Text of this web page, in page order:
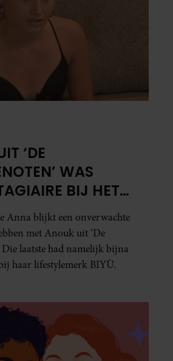
‘DE
WAS
BIJ HET
JADE ANNA
Anna blijkt een onverwachte
met Anouk uit ‘De
Die laatste had namelijk bijna
haar lifestylemerk BIYÙ.